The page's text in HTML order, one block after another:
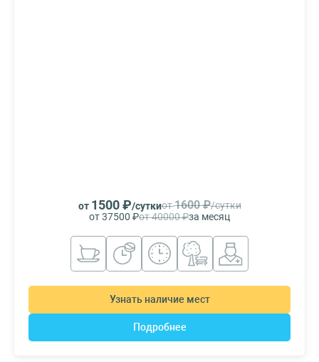
от 1500 ₽/суткиот1600 ₽/сутки
от 37500 ₽от 40000 ₽за месяц
Узнать наличие мест
Подробнее